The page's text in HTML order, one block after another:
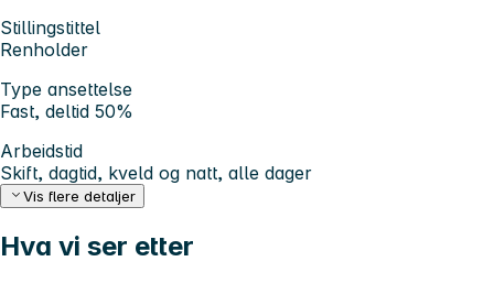
Stillingstittel
Renholder
Type ansettelse
Fast, deltid 50%
Arbeidstid
Skift, dagtid, kveld og natt, alle dager
Vis flere detaljer
Hva vi ser etter